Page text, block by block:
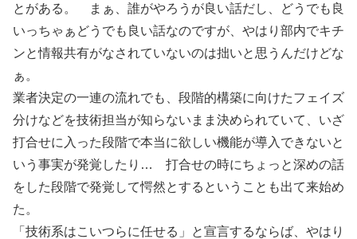
とがある。 まぁ、誰がやろうが良い話だし、どうでも良
いっちゃぁどうでも良い話なのですが、やはり部内でキチ
ンと情報共有がなされていないのは拙いと思うんだけどな
ぁ。
業者決定の一連の流れでも、段階的構築に向けたフェイズ
分けなどを技術担当が知らないまま決められていて、いざ
打合せに入った段階で本当に欲しい機能が導入できないと
いう事実が発覚したり… 打合せの時にちょっと深めの話
をした段階で発覚して愕然とするということも出て来始め
た。
「技術系はこいつらに任せる」と宣言するならば、やはり